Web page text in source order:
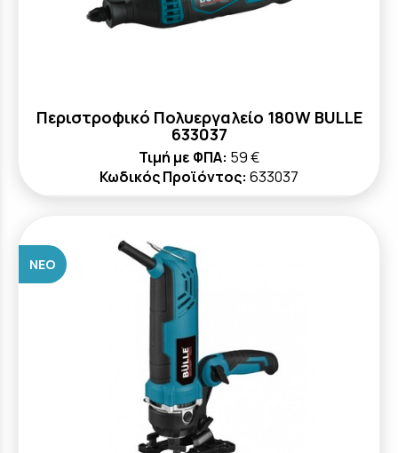
Περιστροφικό Πολυεργαλείο 180W BULLE
633037
Τιμή με ΦΠΑ: 59 €
Κωδικός Προϊόντος: 633037
ΝΈΟ